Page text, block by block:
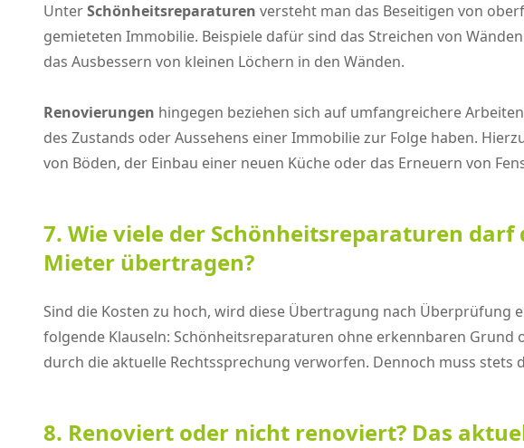
UnterSchönheitsreparaturen versteht man das Beseitigen von
gemieteten Immobilie. Beispiele dafür sind das Streichen von
das Ausbessern von kleinen Löchern in den Wänden.
Renovierungen hingegen beziehen sich auf umfangreichere
des Zustands oder Aussehens einer Immobilie zur Folge haben.
von Böden, der Einbau einer neuen Küche oder das Erneuern von
7. Wie viele der Schönheitsreparaturen
Mieter übertragen?
Sind die Kosten zu hoch, wird diese Übertragung nach
folgende Klauseln: Schönheitsreparaturen ohne erkennbaren
durch die aktuelle Rechtssprechung verworfen. Dennoch muss stets
8. Renoviert oder nicht renoviert? Das